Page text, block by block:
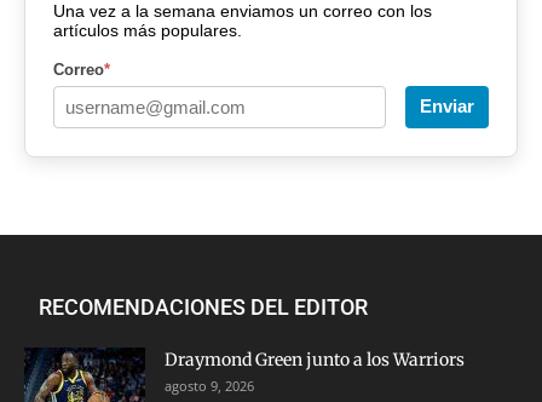
Una vez a la semana enviamos un correo con los
artículos más populares.
Correo*
Enviar
RECOMENDACIONES DEL EDITOR
Draymond Green junto a los Warriors
agosto 9, 2026